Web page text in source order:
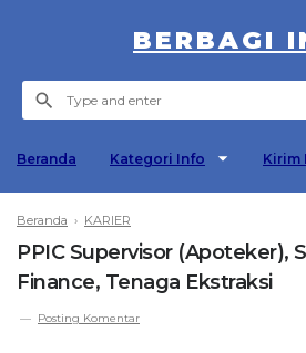
BERBAGI
Beranda Kategori Info Kirim
Beranda › KARIER
PPIC Supervisor (Apoteker),
Finance, Tenaga Ekstraksi
Posting Komentar